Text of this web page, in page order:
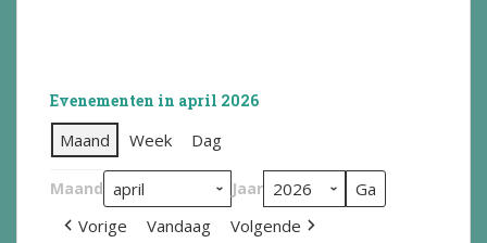
Evenementen in april 2026
Maand Week Dag
Maand Jaar
Vorige Vandaag Volgende